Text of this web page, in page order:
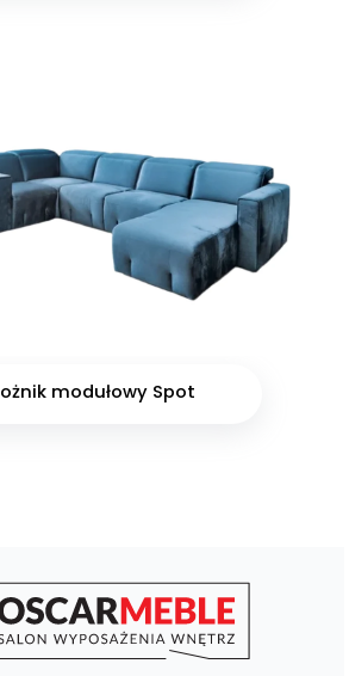
modułowy Spot